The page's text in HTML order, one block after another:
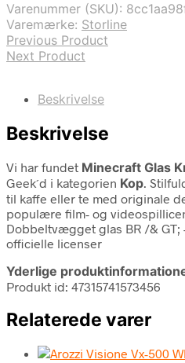
Varenummer (SKU):
Varemærke: Storline
Previous Product
Next Product
Beskrivelse
Beskrivelse
Vi har fundet Minecraft Glas
Geek´d i kategorien Kop.
til kaffe eller te med originale
populære film- og
Dobbeltvægget glas BR /& GT;
officielle licenser
Yderlige
Produkt id: 47315741573456
Relaterede varer